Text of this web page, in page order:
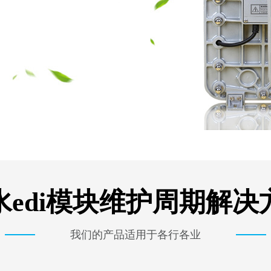
edi模块维护周期解决
我们的产品适用于各行各业